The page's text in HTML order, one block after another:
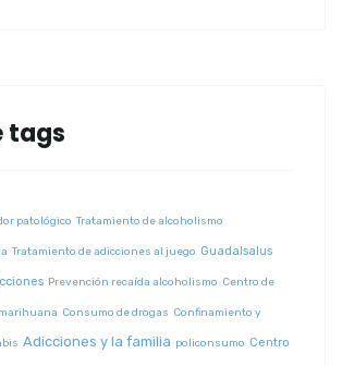
tags
patológico Tratamiento de alcoholismo
Tratamiento de adicciones al juego Guadalsalus
Prevención recaída alcoholismo Centro de
marihuana Consumo de drogas Confinamiento y
Adicciones y la familia policonsumo Centro